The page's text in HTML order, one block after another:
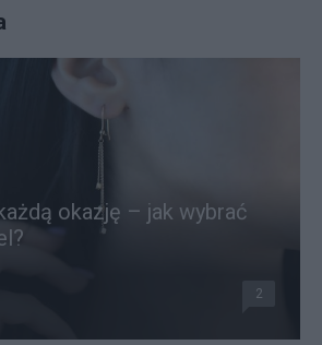
okazję – jak wybrać
2